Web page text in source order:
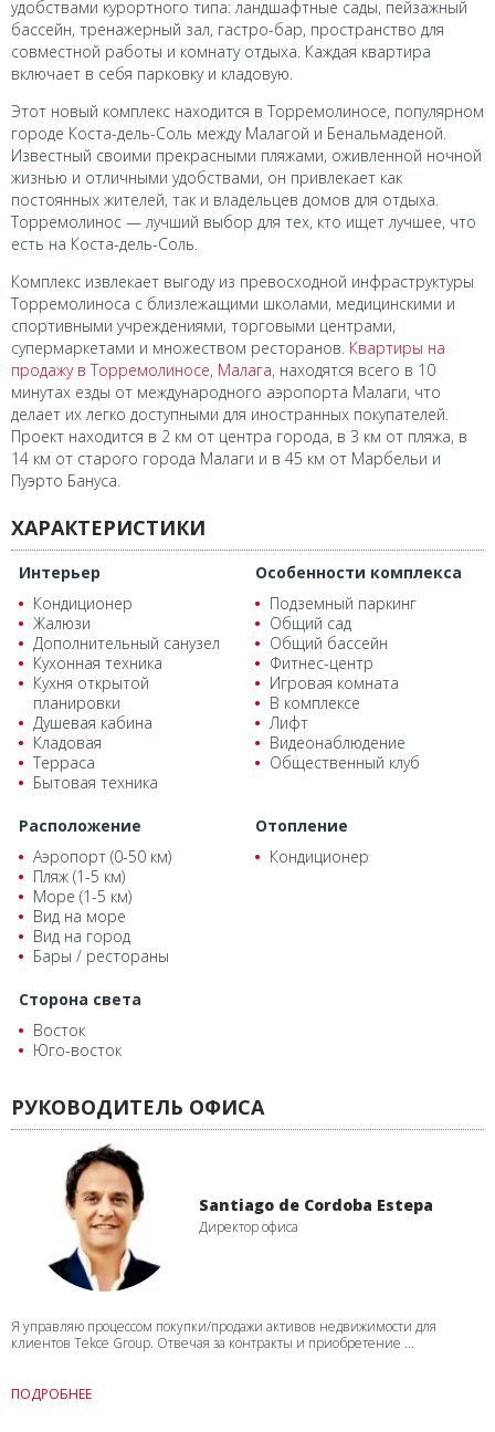
удобствами курортного типа: ландшафтные сады, пейзажный
бассейн, тренажерный зал, гастро-бар, пространство для
совместной работы и комнату отдыха. Каждая квартира
включает в себя парковку и кладовую.
Этот новый комплекс находится в Торремолиносе, популярном
городе Коста-дель-Соль между Малагой и Бенальмаденой.
Известный своими прекрасными пляжами, оживленной ночной
жизнью и отличными удобствами, он привлекает как
постоянных жителей, так и владельцев домов для отдыха.
Торремолинос — лучший выбор для тех, кто ищет лучшее, что
есть на Коста-дель-Соль.
Комплекс извлекает выгоду из превосходной инфраструктуры
Торремолиноса с близлежащими школами, медицинскими и
спортивными учреждениями, торговыми центрами,
супермаркетами и множеством ресторанов. Квартиры на
продажу в Торремолиносе, Малага, находятся всего в 10
минутах езды от международного аэропорта Малаги, что
делает их легко доступными для иностранных покупателей.
Проект находится в 2 км от центра города, в 3 км от пляжа, в
14 км от старого города Малаги и в 45 км от Марбельи и
Пуэрто Бануса.
ХАРАКТЕРИСТИКИ
Интерьер
Кондиционер
Жалюзи
Дополнительный санузел
Кухонная техника
Кухня открытой
планировки
Душевая кабина
Кладовая
Терраса
Бытовая техника
Особенности комплекса
Подземный паркинг
Общий сад
Общий бассейн
Фитнес-центр
Игровая комната
В комплексе
Лифт
Видеонаблюдение
Общественный клуб
Расположение
Аэропорт (0-50 км)
Пляж (1-5 км)
Море (1-5 км)
Вид на море
Вид на город
Бары / рестораны
Отопление
Кондиционер
Сторона света
Восток
Юго-восток
РУКОВОДИТЕЛЬ ОФИСА
Santiago de Cordoba Estepa
Директор офиса
Я управляю процессом покупки/продажи активов недвижимости для
клиентов Tekce Group. Отвечая за контракты и приобретение ...
ПОДРОБНЕЕ